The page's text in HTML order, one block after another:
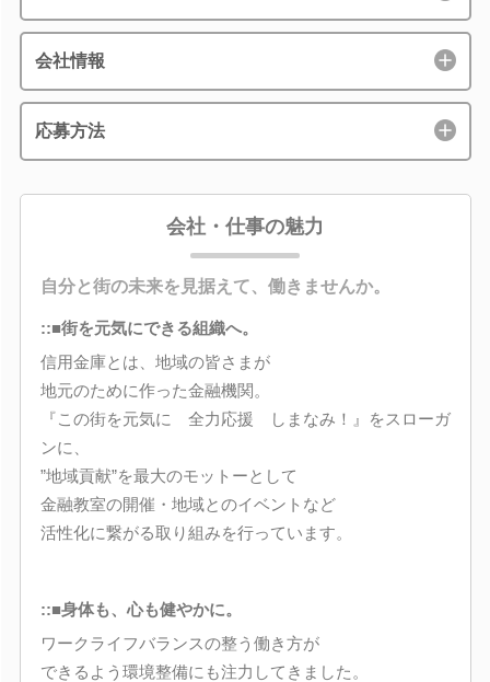
会社情報
応募方法
会社・仕事の魅力
自分と街の未来を見据えて、働きませんか。
::■街を元気にできる組織へ。
信用金庫とは、地域の皆さまが
地元のために作った金融機関。
『この街を元気に 全力応援 しまなみ！』をスローガ
ンに、
”地域貢献”を最大のモットーとして
金融教室の開催・地域とのイベントなど
活性化に繋がる取り組みを行っています。
::■身体も、心も健やかに。
ワークライフバランスの整う働き方が
できるよう環境整備にも注力してきました。